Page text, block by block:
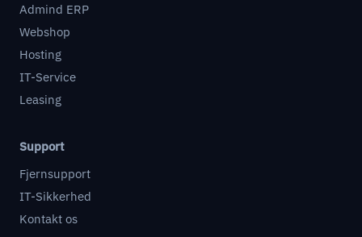
Admind ERP
Webshop
Hosting
IT-Service
Leasing
Support
Fjernsupport
IT-Sikkerhed
Kontakt os